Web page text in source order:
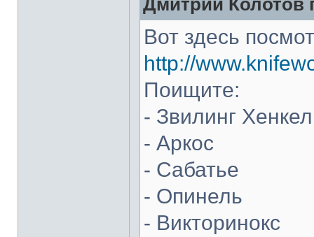
Дмитрий Колотов
Вот здесь
http://
Поищите:
- Звилинг
- Аркос
- Сабатье
- Опинель
- Викторинокс